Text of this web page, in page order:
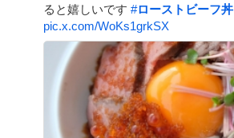
ると嬉しいです #ローストビーフ丼
pic.x.com/WoKs1grkSX